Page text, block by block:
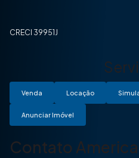
CRECI 39951J
Venda Locação
Anunciar Imóvel
Contato